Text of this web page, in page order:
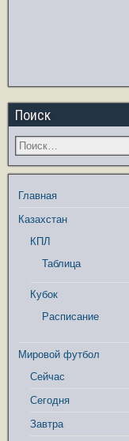
Поиск
Главная
Казахстан
КПЛ
Таблица
Кубок
Расписание
Мировой футбол
Сейчас
Сегодня
Завтра